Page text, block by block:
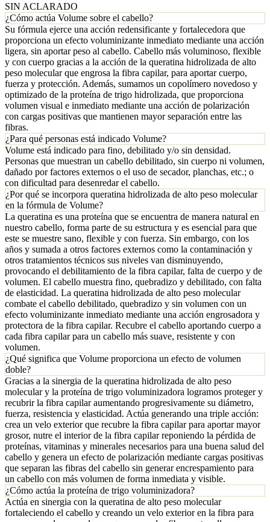
SIN ACLARADO
¿Cómo actúa Volume sobre el cabello?
Su fórmula ejerce una acción redensificante y fortalecedora que
proporciona un efecto voluminizante inmediato mediante una acción
ligera, sin aportar peso al cabello. Cabello más voluminoso, flexible
y con cuerpo gracias a la acción de la queratina hidrolizada de alto
peso molecular que engrosa la fibra capilar, para aportar cuerpo,
fuerza y protección. Además, sumamos un copolímero novedoso y
optimizado de la proteína de trigo hidrolizada, que proporciona
volumen visual e inmediato mediante una acción de polarización
con cargas positivas que mantienen mayor separación entre las
fibras.
¿Para qué personas está indicado Volume?
Volume está indicado para fino, debilitado y/o sin densidad.
Personas que muestran un cabello debilitado, sin cuerpo ni volumen,
dañado por factores externos o el uso de secador, planchas, etc.; o
con dificultad para desenredar el cabello.
¿Por qué se incorpora queratina hidrolizada de alto peso molecular
en la fórmula de Volume?
La queratina es una proteína que se encuentra de manera natural en
nuestro cabello, forma parte de su estructura y es esencial para que
este se muestre sano, flexible y con fuerza. Sin embargo, con los
años y sumada a otros factores externos como la contaminación y
otros tratamientos técnicos sus niveles van disminuyendo,
provocando el debilitamiento de la fibra capilar, falta de cuerpo y de
volumen. El cabello muestra fino, quebradizo y debilitado, con falta
de elasticidad. La queratina hidrolizada de alto peso molecular
combate el cabello debilitado, quebradizo y sin volumen con un
efecto voluminizante inmediato mediante una acción engrosadora y
protectora de la fibra capilar. Recubre el cabello aportando cuerpo a
cada fibra capilar para un cabello más suave, resistente y con
volumen.
¿Qué significa que Volume proporciona un efecto de volumen
doble?
Gracias a la sinergia de la queratina hidrolizada de alto peso
molecular y la proteína de trigo voluminizadora logramos proteger y
recubrir la fibra capilar aumentando progresivamente su diámetro,
fuerza, resistencia y elasticidad. Actúa generando una triple acción:
crea un velo exterior que recubre la fibra capilar para aportar mayor
grosor, nutre el interior de la fibra capilar reponiendo la pérdida de
proteínas, vitaminas y minerales necesarios para una buena salud del
cabello y genera un efecto de polarización mediante cargas positivas
que separan las fibras del cabello sin generar encrespamiento para
un cabello con más volumen de forma inmediata y visible.
¿Cómo actúa la proteína de trigo voluminizadora?
Actúa en sinergia con la queratina de alto peso molecular
fortaleciendo el cabello y creando un velo exterior en la fibra para